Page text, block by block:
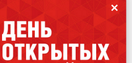
Карта сайта
Политика в отношении
персональных данных
Design School (Международная Школа
Дизайна)
01298-77/00184853.
, ул. Шаболовка, 31Г.
✕
улучшения работы сайта. Оставаясь